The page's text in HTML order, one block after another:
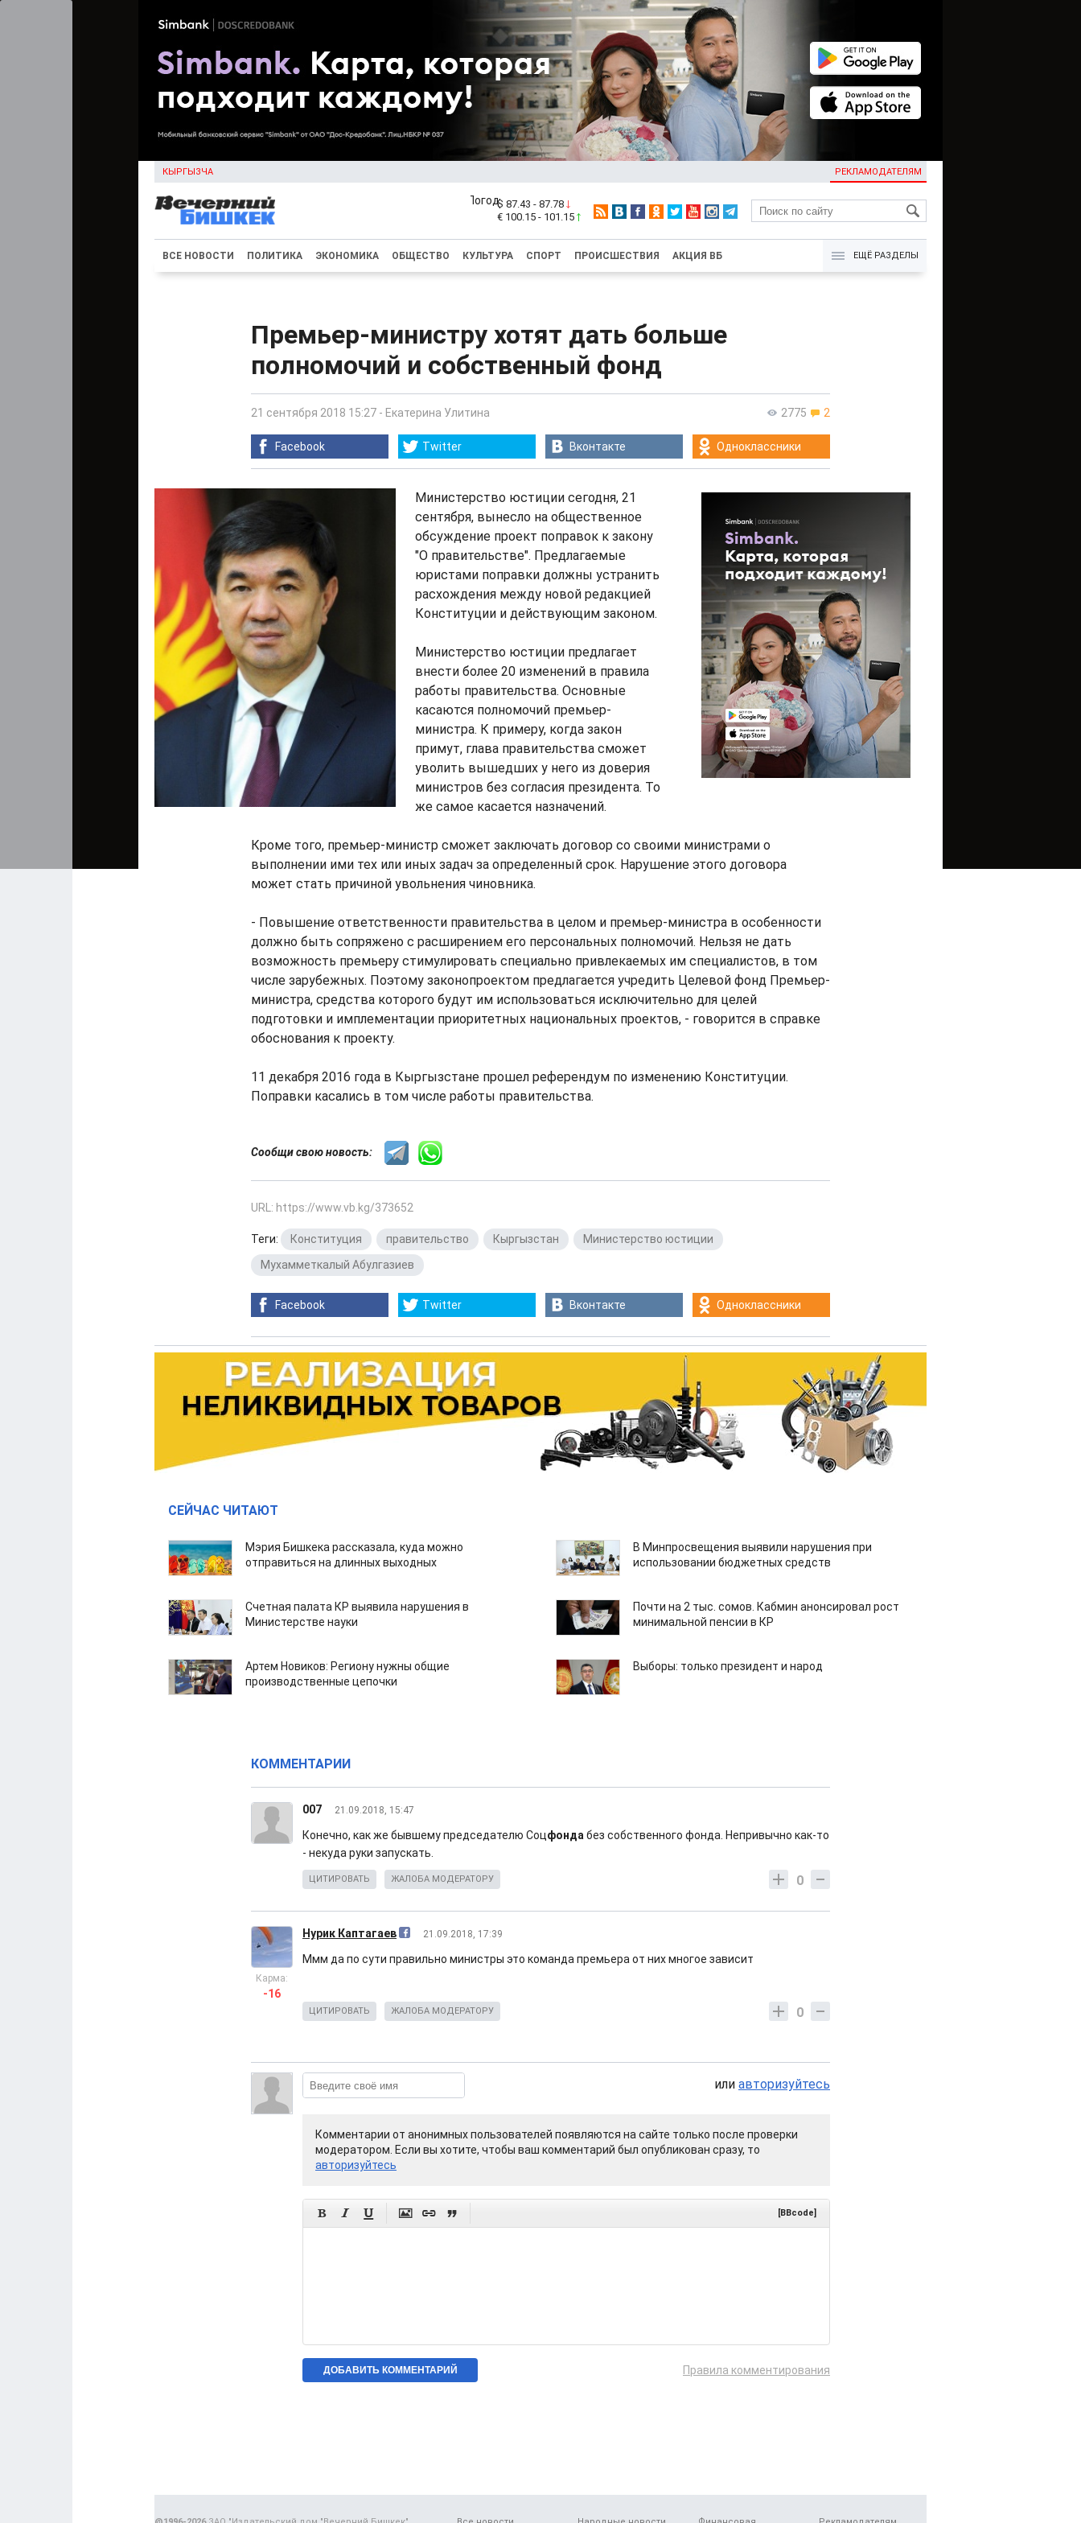
КЫРГЫЗЧА РЕКЛАМОДАТЕЛЯМ
KG
$ 87.43 - 87.78
€ 100.15 - 101.15
ВСЕ НОВОСТИ ПОЛИТИКА ЭКОНОМИКА ОБЩЕСТВО КУЛЬТУРА СПОРТ ПРОИСШЕСТВИЯ АКЦИЯ ВБ ЕЩЁ РАЗДЕЛЫ
Премьер-министру хотят дать больше
полномочий и собственный фонд
2775 2
21 сентября 2018 15:27 - Екатерина Улитина
Facebook Twitter Вконтакте Одноклассники
Министерство юстиции сегодня, 21
сентября, вынесло на общественное
обсуждение проект поправок к закону
"О правительстве". Предлагаемые
юристами поправки должны устранить
расхождения между новой редакцией
Конституции и действующим законом.
Министерство юстиции предлагает
внести более 20 изменений в правила
работы правительства. Основные
касаются полномочий премьер-
министра. К примеру, когда закон
примут, глава правительства сможет
уволить вышедших у него из доверия
министров без согласия президента. То
же самое касается назначений.
Кроме того, премьер-министр сможет заключать договор со своими министрами о
выполнении ими тех или иных задач за определенный срок. Нарушение этого договора
может стать причиной увольнения чиновника.
- Повышение ответственности правительства в целом и премьер-министра в особенности
должно быть сопряжено с расширением его персональных полномочий. Нельзя не дать
возможность премьеру стимулировать специально привлекаемых им специалистов, в том
числе зарубежных. Поэтому законопроектом предлагается учредить Целевой фонд Премьер-
министра, средства которого будут им использоваться исключительно для целей
подготовки и имплементации приоритетных национальных проектов, - говорится в справке
обоснования к проекту.
11 декабря 2016 года в Кыргызстане прошел референдум по изменению Конституции.
Поправки касались в том числе работы правительства.
Сообщи свою новость:
URL: https://www.vb.kg/373652
Теги: Конституция правительство Кыргызстан Министерство юстиции
Мухамметкалый Абулгазиев
Facebook Twitter Вконтакте Одноклассники
СЕЙЧАС ЧИТАЮТ
Мэрия Бишкека рассказала, куда можно
отправиться на длинных выходных
В Минпросвещения выявили нарушения при
использовании бюджетных средств
Счетная палата КР выявила нарушения в
Министерстве науки
Почти на 2 тыс. сомов. Кабмин анонсировал рост
минимальной пенсии в КР
Артем Новиков: Региону нужны общие
производственные цепочки
Выборы: только президент и народ
КОММЕНТАРИИ
007 21.09.2018, 15:47
Конечно, как же бывшему председателю Соцфонда без собственного фонда. Непривычно как-то
- некуда руки запускать.
0
ЦИТИРОВАТЬ ЖАЛОБА МОДЕРАТОРУ
Нурик Каптагаев 21.09.2018, 17:39
Карма:
-16
Ммм да по сути правильно министры это команда премьера от них многое зависит
0
ЦИТИРОВАТЬ ЖАЛОБА МОДЕРАТОРУ
или авторизуйтесь
Комментарии от анонимных пользователей появляются на сайте только после проверки
модератором. Если вы хотите, чтобы ваш комментарий был опубликован сразу, то
авторизуйтесь
      [BBcode]
Правила комментирования